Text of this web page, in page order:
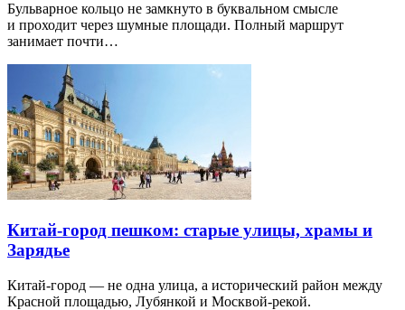
Бульварное кольцо не замкнуто в буквальном смысле
и проходит через шумные площади. Полный маршрут
занимает почти…
Китай-город пешком: старые улицы, храмы и
Зарядье
Китай-город — не одна улица, а исторический район между
Красной площадью, Лубянкой и Москвой-рекой.